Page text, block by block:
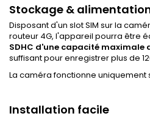
Stockage &
Disposant d'un slot SIM sur la
routeur 4G, l'appareil pourra être
SDHC d'une capacité maximale
suffisant pour enregistrer plus de
La caméra fonctionne uniquement
Installation facile